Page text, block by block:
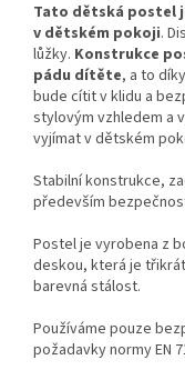
Tato dětská postel
v dětském pokoji.
lůžky. Konstrukce
pádu dítěte, a to
bude cítit v klidu a
stylovým vzhledem a
vyjímat v dětském
Stabilní konstrukce,
především
Postel je vyrobena z
deskou, která je
barevná stálost.
Používáme pouze
požadavky normy EN